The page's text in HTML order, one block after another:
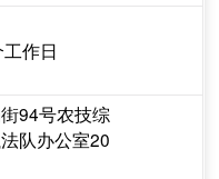
作日
94号农技综
队办公室20